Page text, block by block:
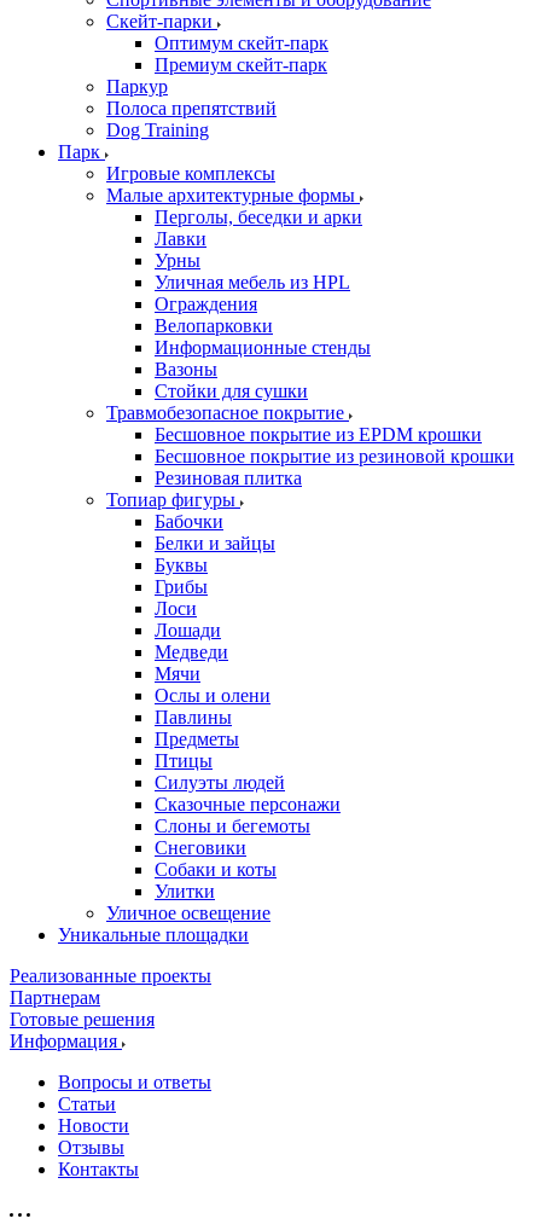
Скейт-парки
Оптимум скейт-парк
Премиум скейт-парк
Паркур
Полоса препятствий
Dog Training
Парк
Игровые комплексы
Малые архитектурные формы
Перголы, беседки и арки
Лавки
Урны
Уличная мебель из HPL
Ограждения
Велопарковки
Информационные стенды
Вазоны
Стойки для сушки
Травмобезопасное покрытие
Бесшовное покрытие из EPDM крошки
Бесшовное покрытие из резиновой крошки
Резиновая плитка
Топиар фигуры
Бабочки
Белки и зайцы
Буквы
Грибы
Лоси
Лошади
Медведи
Мячи
Ослы и олени
Павлины
Предметы
Птицы
Силуэты людей
Сказочные персонажи
Слоны и бегемоты
Снеговики
Собаки и коты
Улитки
Уличное освещение
Уникальные площадки
Реализованные проекты
Партнерам
Готовые решения
Информация
Вопросы и ответы
Статьи
Новости
Отзывы
Контакты